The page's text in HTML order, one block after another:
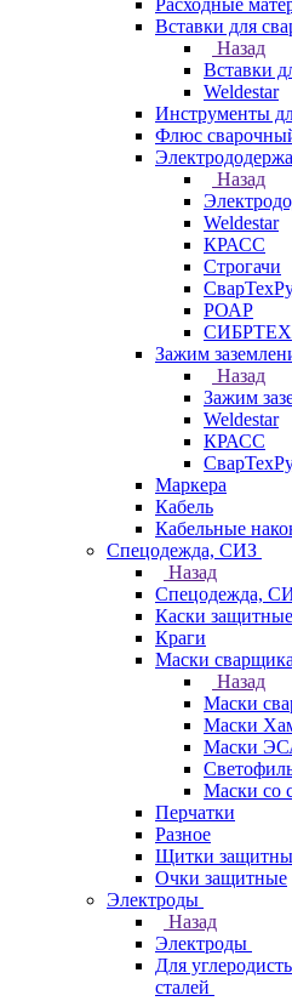
Расходные
Вставки для
Назад
Вставки
Weldestar
Инструменты
Флюс
Назад
Weldestar
КРАСС
Строгачи
РОАР
СИБРТЕХ
Зажим
Назад
Зажим
Weldestar
КРАСС
Маркера
Кабель
Кабельные
Спецодежда, СИЗ
Назад
Спецодежда,
Каски защитные
Краги
Маски сварщика
Назад
Маски
Маски
Маски
Маски со
Перчатки
Разное
Щитки
Очки защитные
Электроды
Назад
Электроды
Для
сталей